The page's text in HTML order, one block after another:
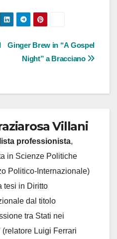
Ginger Brew in “A Gospel
Night” a Bracciano
Villani
professionista,
in Scienze Politiche
Politico-Internazionale)
tesi in Diritto
dal titolo
tra Stati nei
(relatore Luigi Ferrari